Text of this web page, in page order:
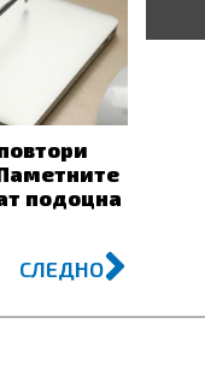
подоцна
СЛЕДНОNext